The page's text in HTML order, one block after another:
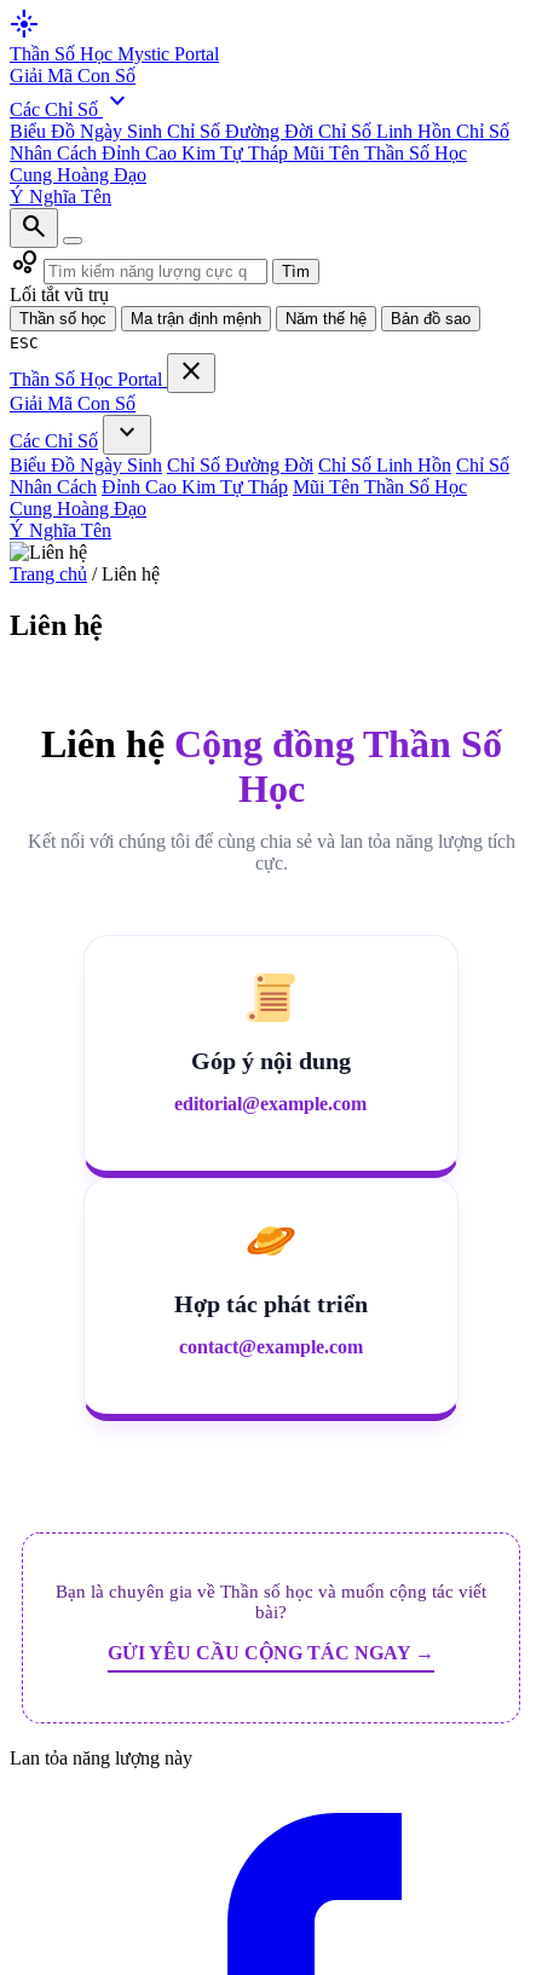
flare
Thần Số Học Mystic Portal
Giải Mã Con Số
Các Chỉ Số expand_more
Biểu Đồ Ngày Sinh Chỉ Số Đường Đời Chỉ Số Linh Hồn Chỉ Số
Nhân Cách Đỉnh Cao Kim Tự Tháp Mũi Tên Thần Số Học
Cung Hoàng Đạo
Ý Nghĩa Tên
search
bubble_chart
Tìm
Lối tắt vũ trụ
Thần số học Ma trận định mệnh Năm thế hệ
Bản đồ sao
ESC
Thần Số Học Portal close
Giải Mã Con Số
Các Chỉ Số
expand_more
Biểu Đồ Ngày Sinh Chỉ Số Đường Đời Chỉ Số Linh Hồn Chỉ Số
Nhân Cách Đỉnh Cao Kim Tự Tháp Mũi Tên Thần Số Học
Cung Hoàng Đạo
Ý Nghĩa Tên
Trang chủ / Liên hệ
Liên hệ
Liên hệ Cộng đồng Thần Số
Học
Kết nối với chúng tôi để cùng chia sẻ và lan tỏa năng lượng tích
cực.
Góp ý nội dung
editorial@example.com
Hợp tác phát triển
contact@example.com
Bạn là chuyên gia về Thần số học và muốn cộng tác viết
bài?
GỬI YÊU CẦU CỘNG TÁC NGAY →
Lan tỏa năng lượng này